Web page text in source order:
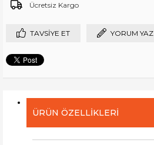
Ücretsiz Kargo
TAVSIYE ET YORUM YAZ
ÜRÜN ÖZELLIKLERI